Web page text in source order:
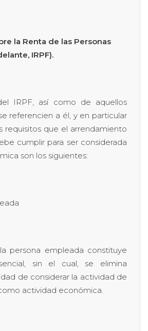
la Renta de las Personas
IRPF).
IRPF, así como de aquellos
referencien a él, y en particular
requisitos que el arrendamiento
cumplir para ser considerada
son los siguientes:
persona empleada constituye
sin el cual, se elimina
de considerar la actividad de
actividad económica.